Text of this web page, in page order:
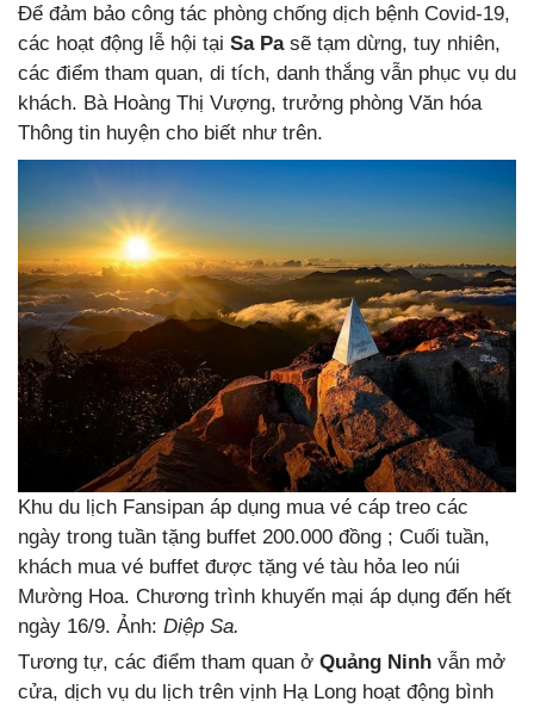
Để đảm bảo công tác phòng chống dịch bệnh Covid-19,
các hoạt động lễ hội tại Sa Pasẽ tạm dừng, tuy nhiên,
các điểm tham quan, di tích, danh thắng vẫn phục vụ du
khách. Bà Hoàng Thị Vượng, trưởng phòng Văn hóa
Thông tin huyện cho biết như trên.
Khu du lịch Fansipan áp dụng mua vé cáp treo các
ngày trong tuần tặng buffet 200.000 đồng ; Cuối tuần,
khách mua vé buffet được tặng vé tàu hỏa leo núi
Mường Hoa. Chương trình khuyến mại áp dụng đến hết
ngày 16/9. Ảnh: Diệp Sa.
Tương tự, các điểm tham quan ở Quảng Ninh vẫn mở
cửa, dịch vụ du lịch trên vịnh Hạ Long hoạt động bình